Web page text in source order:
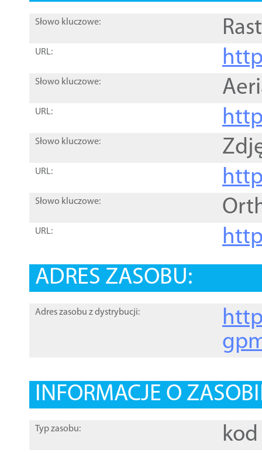
Słowo kluczowe:
URL:
Słowo kluczowe:
URL:
Słowo kluczowe:
URL:
Słowo kluczowe:
URL:
ADRES ZASOBU:
Adres zasobu z dystrybucji:
INFORMACJE O
Typ zasobu: kod